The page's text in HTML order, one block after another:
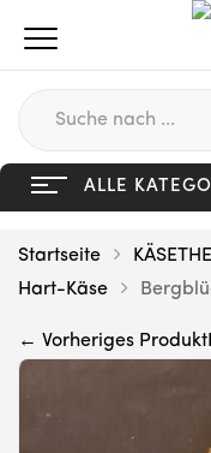
ALLE
Startseite
Hart-Käse
← Vorheriges Produkt